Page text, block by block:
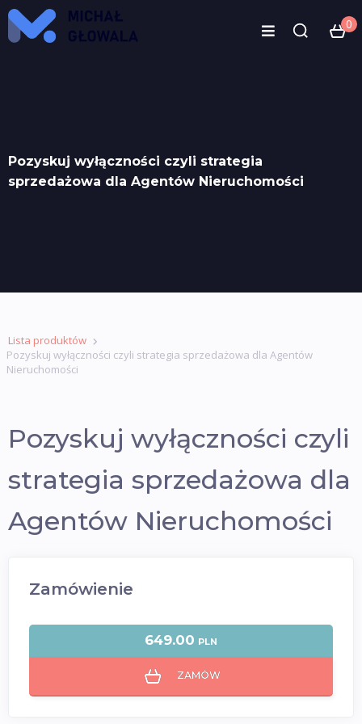
0
Pozyskuj wyłączności czyli strategia
sprzedażowa dla Agentów Nieruchomości
Lista produktów
Pozyskuj wyłączności czyli strategia sprzedażowa dla Agentów
Nieruchomości
Pozyskuj wyłączności czyli
strategia sprzedażowa dla
Agentów Nieruchomości
Zamówienie
649.00 PLN
ZAMÓW